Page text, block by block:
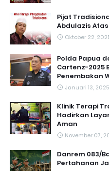
Pijat
Abdulazis
Oktober 22,
Polda Papua
Cartenz-2025
Penembakan
Januari 13, 2025
Klinik Terapi
Hadirkan
Aman
November 07,
Danrem 083/
Pertahanan